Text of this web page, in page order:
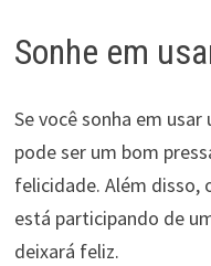
Sonhe em
Se você sonha em
pode ser um bom
felicidade. Além disso,
está participando de
deixará feliz.